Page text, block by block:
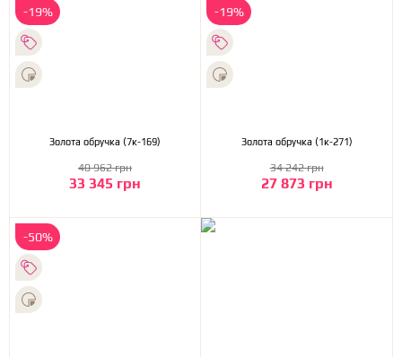
-19%
Золота обручка (7к-169)
33 345 грн
40 962 грн
-19%
Золота обручка (1к-271)
27 873 грн
34 242 грн
-50%